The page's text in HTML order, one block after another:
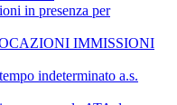
in presenza per
IMMISSIONI
indeterminato a.s.